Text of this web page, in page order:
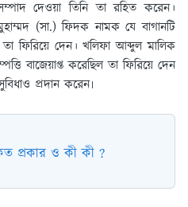
দেওয়া তিনি তা রহিত করেন।
(সা.) ফিদক নামক যে বাগানটি
ফিরিয়ে দেন। খলিফা আব্দুল মালিক
বাজেয়াপ্ত করেছিল তা ফিরিয়ে দেন
প্রদান করেন৷
প্রকার ও কী কী ?